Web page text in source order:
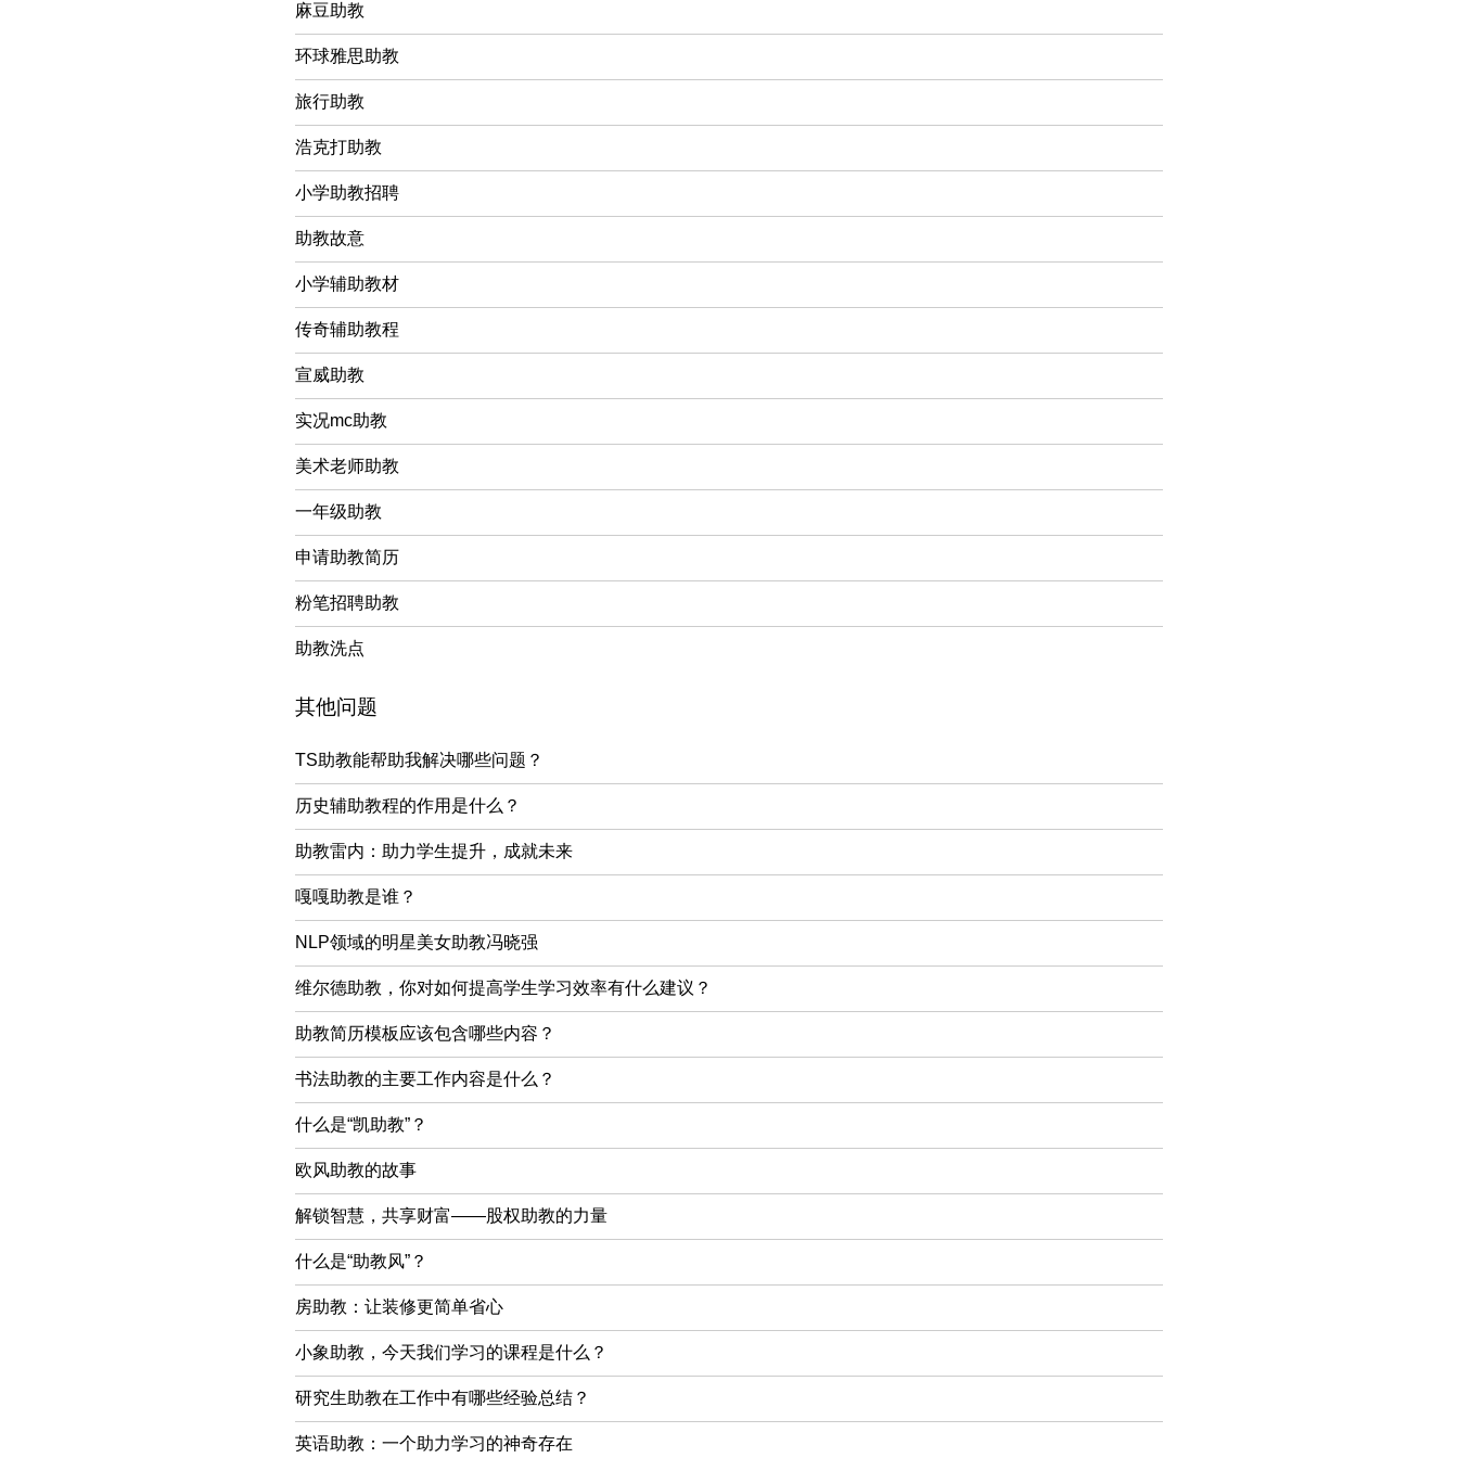
麻豆助教
环球雅思助教
旅行助教
浩克打助教
小学助教招聘
助教故意
小学辅助教材
传奇辅助教程
宣威助教
实况mc助教
美术老师助教
一年级助教
申请助教简历
粉笔招聘助教
助教洗点
其他问题
TS助教能帮助我解决哪些问题？
历史辅助教程的作用是什么？
助教雷内：助力学生提升，成就未来
嘎嘎助教是谁？
NLP领域的明星美女助教冯晓强
维尔德助教，你对如何提高学生学习效率有什么建议？
助教简历模板应该包含哪些内容？
书法助教的主要工作内容是什么？
什么是“凯助教”？
欧风助教的故事
解锁智慧，共享财富——股权助教的力量
什么是“助教风”？
房助教：让装修更简单省心
小象助教，今天我们学习的课程是什么？
研究生助教在工作中有哪些经验总结？
英语助教：一个助力学习的神奇存在